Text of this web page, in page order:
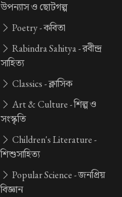
উপন্যাস ও ছোটগল্প
Poetry -কবিতা
Rabindra Sahitya -রবীন্দ্র
সাহিত্য
Classics -ক্লাসিক
Art & Culture -শিল্প ও
সংস্কৃতি
Children's Literature -
শিশুসাহিত্য
Popular Science -জনপ্রিয়
বিজ্ঞান